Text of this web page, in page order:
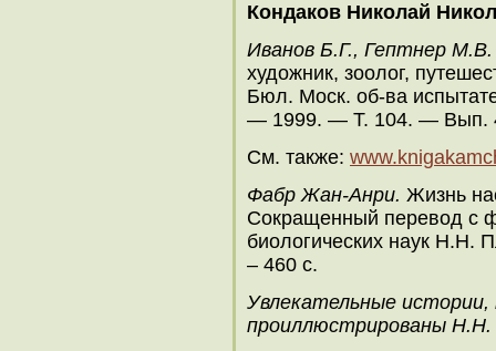
Кондаков Николай
Иванов Б.Г., Гептнер М.В.
художник, зоолог,
Бюл. Моск. об-ва
— 1999. — Т. 104. — Вып.
См. также:
Фабр Жан-Анри. Жизнь
Сокращенный перевод с
биологических наук Н.Н.
– 460 с.
Увлекательные истории,
проиллюстрированы Н.Н.